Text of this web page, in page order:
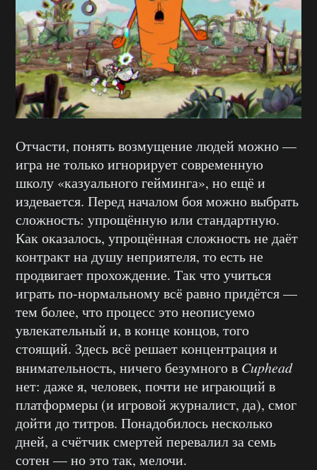
Отчасти, понять возмущение людей можно —
игра не только игнорирует современную
школу «казуального гейминга», но ещё и
издевается. Перед началом боя можно выбрать
сложность: упрощённую или стандартную.
Как оказалось, упрощённая сложность не даёт
контракт на душу неприятеля, то есть не
продвигает прохождение. Так что учиться
играть по-нормальному всё равно придётся —
тем более, что процесс это неописуемо
увлекательный и, в конце концов, того
стоящий. Здесь всё решает концентрация и
внимательность, ничего безумного в Cuphead
нет: даже я, человек, почти не играющий в
платформеры (и игровой журналист, да), смог
дойти до титров. Понадобилось несколько
дней, а счётчик смертей перевалил за семь
сотен — но это так, мелочи.